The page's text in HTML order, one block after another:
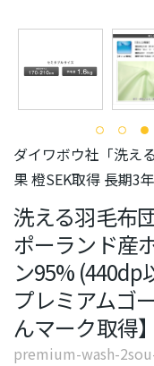
ダイワボウ社「洗え
果 橙SEK取得 長期3
洗える羽毛布
ポーランド産
ン95% (440dp
プレミアムゴ
んマーク取得】
premium-wash-